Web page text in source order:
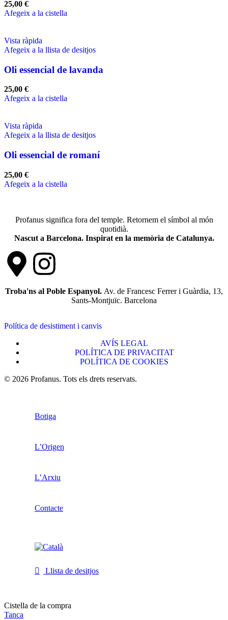
25,00 €
Afegeix a la cistella
Vista ràpida
Afegeix a la llista de desitjos
Oli essencial de lavanda
25,00 €
Afegeix a la cistella
Vista ràpida
Afegeix a la llista de desitjos
Oli essencial de romaní
25,00 €
Afegeix a la cistella
Profanus significa fora del temple. Retornem el símbol al món
quotidià.
Nascut a Barcelona. Inspirat en la memòria de Catalunya.
Troba'ns al Poble Espanyol. Av. de Francesc Ferrer i Guàrdia, 13,
Sants-Montjuïc. Barcelona
Política de desistiment i canvis
AVÍS LEGAL
POLÍTICA DE PRIVACITAT
POLÍTICA DE COOKIES
© 2026 Profanus. Tots els drets reservats.
Botiga
L’Origen
L’Arxiu
Contacte
Llista de desitjos
Cistella de la compra
Tanca